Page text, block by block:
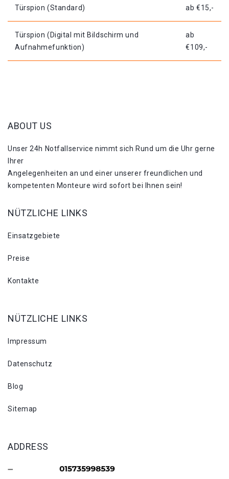
Türspion (Standard) ab €15,-
Türspion (Digital mit Bildschirm und
Aufnahmefunktion)
ab
€109,-
ABOUT US
Unser 24h Notfallservice nimmt sich Rund um die Uhr gerne
Ihrer
Angelegenheiten an und einer unserer freundlichen und
kompetenten Monteure wird sofort bei Ihnen sein!
NÜTZLICHE LINKS
Einsatzgebiete
Preise
Kontakte
NÜTZLICHE LINKS
Impressum
Datenschutz
Blog
Sitemap
ADDRESS